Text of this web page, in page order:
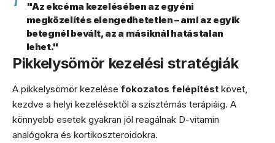
"Az ekcéma kezelésében az egyéni
megközelítés elengedhetetlen – ami az egyik
betegnél bevált, az a másiknál hatástalan
lehet."
Pikkelysömör kezelési stratégiák
A pikkelysömör kezelése fokozatos felépítést követ,
kezdve a helyi kezelésektől a szisztémás terápiáig. A
könnyebb esetek gyakran jól reagálnak D-vitamin
analógokra és kortikoszteroidokra.